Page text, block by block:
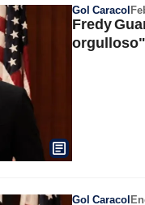
Gol Caracol
Fredy
orgulloso"
Gol Caracol